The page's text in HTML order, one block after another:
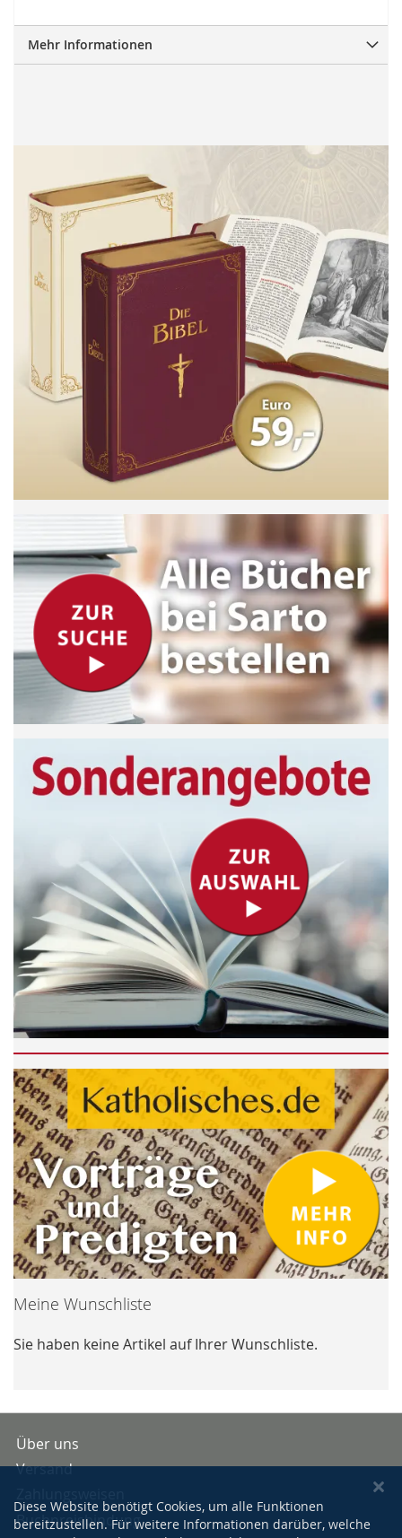
Mehr Informationen
Meine Wunschliste
Sie haben keine Artikel auf Ihrer Wunschliste.
Über uns
Versand
Buchpreisbindung
Diese Website benötigt Cookies, um alle Funktionen
bereitzustellen. Für weitere Informationen darüber, welche